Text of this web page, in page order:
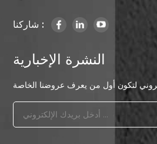
شاركنا :
النشرة الإخبارية